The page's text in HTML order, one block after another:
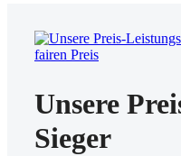
Unsere
Sieger